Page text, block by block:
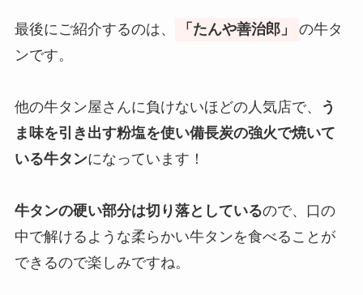
最後にご紹介するのは、 「たんや善治郎」
の牛タ
ンです。
他の牛タン屋さんに負けないほどの人気店で、
う
ま味を引き出す粉塩を使い備長炭の強火で焼いて
いる牛タンになっています！
牛タンの硬い部分は切り落としているので、口の
中で解けるような柔らかい牛タンを食べることが
できるので楽しみですね。